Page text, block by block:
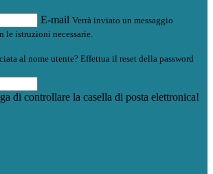
E-mail Verrà inviato un messaggio
istruzioni necessarie.
al nome utente? Effettua il reset della password
di controllare la casella di posta elettronica!